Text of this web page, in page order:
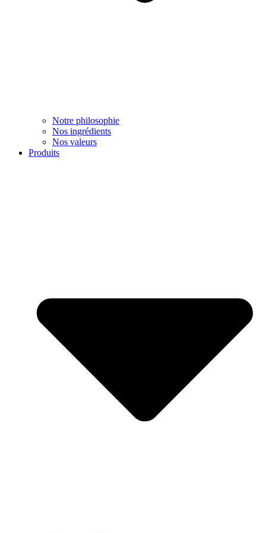
Notre philosophie
Nos ingrédients
Nos valeurs
Produits